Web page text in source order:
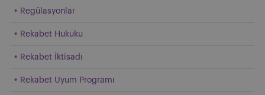
Regülasyonlar
Rekabet Hukuku
Rekabet İktisadı
Rekabet Uyum Programı